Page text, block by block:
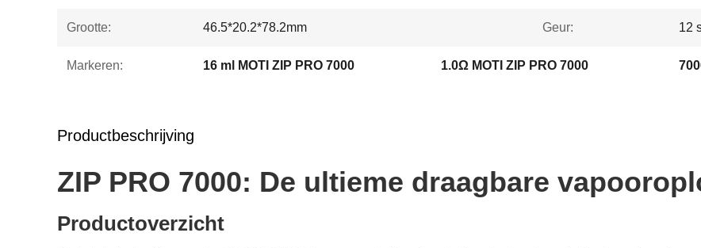
Grootte: 46.5*20.2*78.2mm Geur: 12
Markeren: 16 ml MOTI ZIP PRO 7000 1.0Ω MOTI ZIP PRO 7000
Productbeschrijving
ZIP PRO 7000: De ultieme draagbare
Productoverzicht